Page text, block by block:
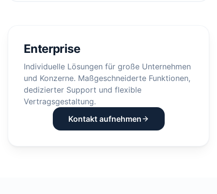
Enterprise
Individuelle Lösungen für große Unternehmen
und Konzerne. Maßgeschneiderte Funktionen,
dedizierter Support und flexible
Vertragsgestaltung.
Kontakt aufnehmen